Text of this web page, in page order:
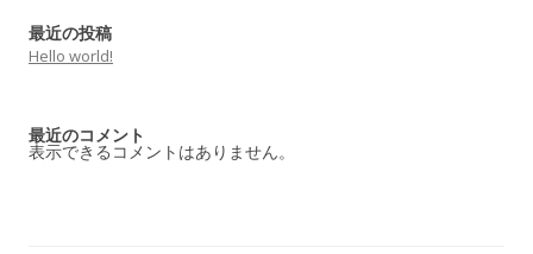
最近の投稿
Hello world!
最近のコメント
表示できるコメントはありません。